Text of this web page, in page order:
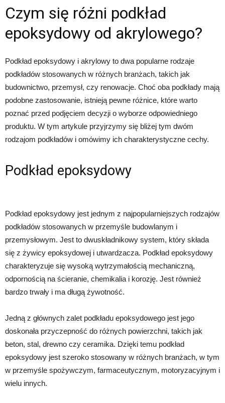
Czym się różni podkład
epoksydowy od akrylowego?
Podkład epoksydowy i akrylowy to dwa popularne rodzaje
podkładów stosowanych w różnych branżach, takich jak
budownictwo, przemysł, czy renowacje. Choć oba podkłady mają
podobne zastosowanie, istnieją pewne różnice, które warto
poznać przed podjęciem decyzji o wyborze odpowiedniego
produktu. W tym artykule przyjrzymy się bliżej tym dwóm
rodzajom podkładów i omówimy ich charakterystyczne cechy.
Podkład epoksydowy
Podkład epoksydowy jest jednym z najpopularniejszych rodzajów
podkładów stosowanych w przemyśle budowlanym i
przemysłowym. Jest to dwuskładnikowy system, który składa
się z żywicy epoksydowej i utwardzacza. Podkład epoksydowy
charakteryzuje się wysoką wytrzymałością mechaniczną,
odpornością na ścieranie, chemikalia i korozję. Jest również
bardzo trwały i ma długą żywotność.
Jedną z głównych zalet podkładu epoksydowego jest jego
doskonała przyczepność do różnych powierzchni, takich jak
beton, stal, drewno czy ceramika. Dzięki temu podkład
epoksydowy jest szeroko stosowany w różnych branżach, w tym
w przemyśle spożywczym, farmaceutycznym, motoryzacyjnym i
wielu innych.